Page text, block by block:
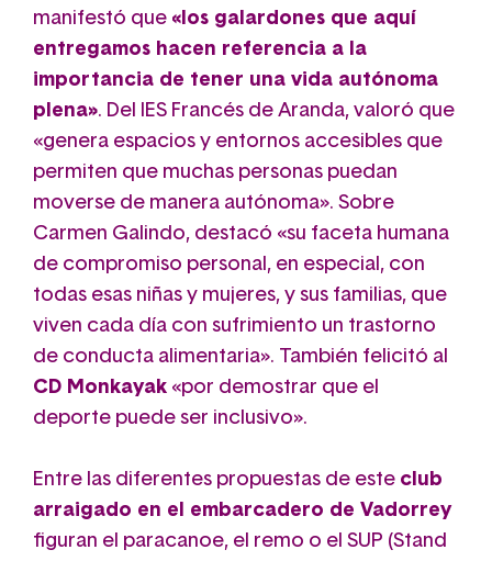
manifestó que «los galardones que aquí
entregamos hacen referencia a la
importancia de tener una vida autónoma
plena». Del IES Francés de Aranda, valoró que
«genera espacios y entornos accesibles que
permiten que muchas personas puedan
moverse de manera autónoma». Sobre
Carmen Galindo, destacó «su faceta humana
de compromiso personal, en especial, con
todas esas niñas y mujeres, y sus familias, que
viven cada día con sufrimiento un trastorno
de conducta alimentaria». También felicitó al
CD Monkayak «por demostrar que el
deporte puede ser inclusivo».
Entre las diferentes propuestas de este club
arraigado en el embarcadero de Vadorrey
figuran el paracanoe, el remo o el SUP (Stand